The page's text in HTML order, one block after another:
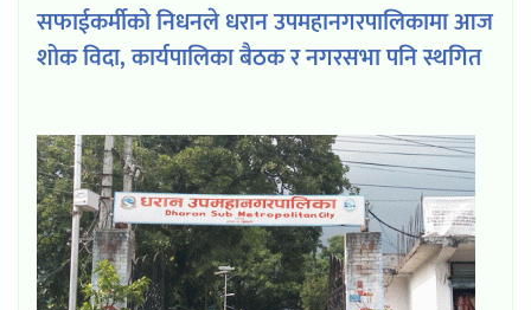
सफाईकर्मीको निधनले धरान उपमहानगरपालिकामा आज
शोक विदा, कार्यपालिका बैठक र नगरसभा पनि स्थगित